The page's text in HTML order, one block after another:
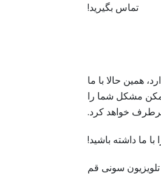
تماس بگیرید!
همین حالا با ما
مشکل شما را
خواهد کرد.
ما داشته باشید!
سونی قم